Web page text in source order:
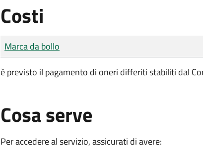
Costi
Tipo di pagamento
Importo
Marca da bollo
è previsto il pagamento di oneri differiti stabiliti dal
Cosa serve
Per accedere al servizio, assicurati di avere: